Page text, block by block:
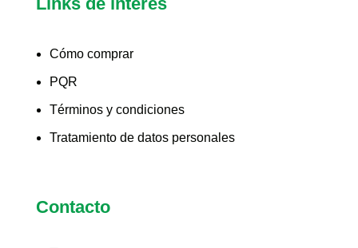
Cómo comprar
PQR
Términos y condiciones
Tratamiento de datos personales
Contacto